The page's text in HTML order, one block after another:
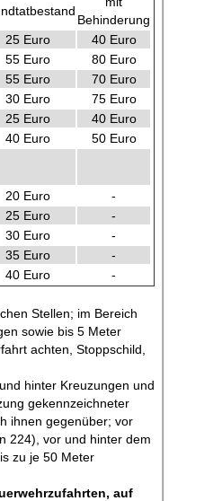
Behinderung
25 Euro
40 Euro
55 Euro
80 Euro
55 Euro
70 Euro
30 Euro
75 Euro
25 Euro
40 Euro
40 Euro
50 Euro
20 Euro
-
25 Euro
-
30 Euro
-
35 Euro
-
40 Euro -
Stellen; im Bereich
sowie bis 5 Meter
achten, Stoppschild,
hinter Kreuzungen und
gekennzeichneter
ihnen gegenüber; vor
224), vor und hinter dem
zu je 50 Meter
auf